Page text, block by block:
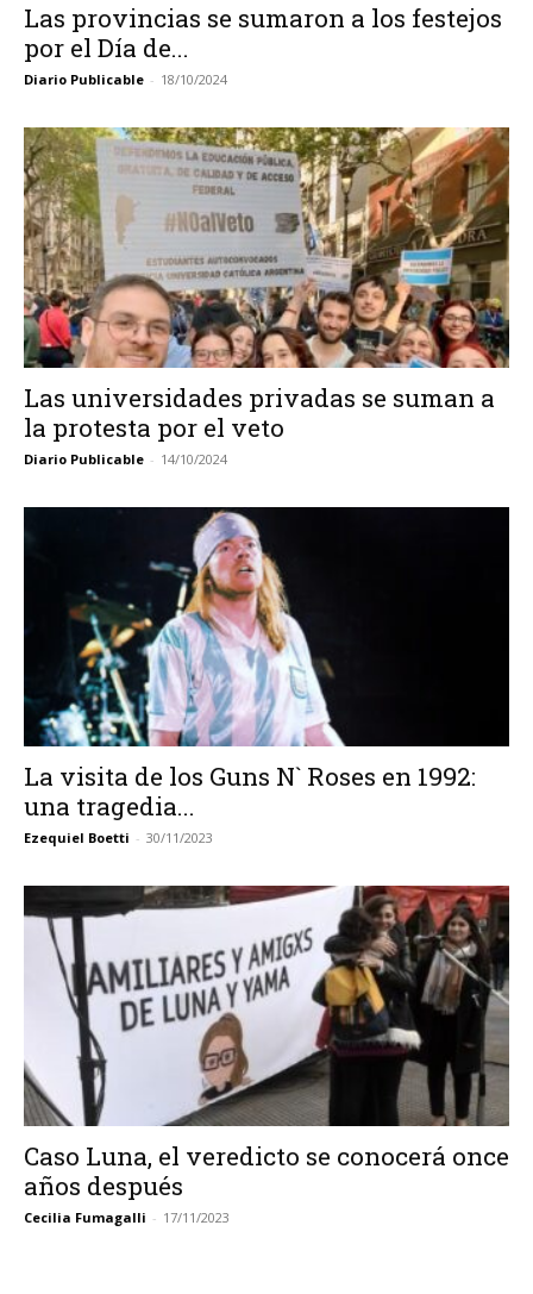
Las provincias se sumaron a los festejos
por el Día de...
Diario Publicable - 18/10/2024
Las universidades privadas se suman a
la protesta por el veto
Diario Publicable - 14/10/2024
La visita de los Guns N` Roses en 1992:
una tragedia...
Ezequiel Boetti - 30/11/2023
Caso Luna, el veredicto se conocerá once
años después
Cecilia Fumagalli - 17/11/2023